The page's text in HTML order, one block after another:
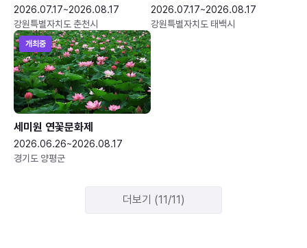
2026.07.17~2026.08.17
강원특별자치도 춘천시
2026.07.17~2026.08.17
강원특별자치도 태백시
개최중
세미원 연꽃문화제
2026.06.26~2026.08.17
경기도 양평군
더보기 (11/11)